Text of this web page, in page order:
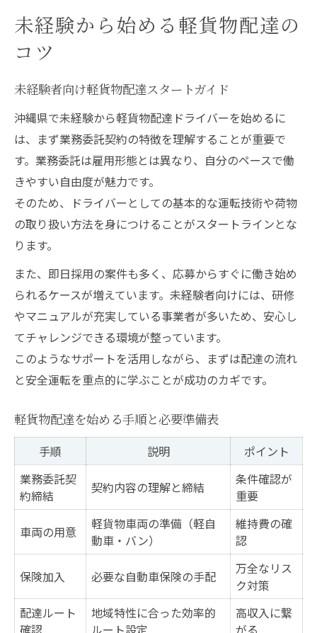
未経験から始める軽貨物配達の
コツ
未経験者向け軽貨物配達スタートガイド
沖縄県で未経験から軽貨物配達ドライバーを始めるに
は、まず業務委託契約の特徴を理解することが重要で
す。業務委託は雇用形態とは異なり、自分のペースで働
きやすい自由度が魅力です。
そのため、ドライバーとしての基本的な運転技術や荷物
の取り扱い方法を身につけることがスタートラインとな
ります。
また、即日採用の案件も多く、応募からすぐに働き始め
られるケースが増えています。未経験者向けには、研修
やマニュアルが充実している事業者が多いため、安心し
てチャレンジできる環境が整っています。
このようなサポートを活用しながら、まずは配達の流れ
と安全運転を重点的に学ぶことが成功のカギです。
軽貨物配達を始める手順と必要準備表
手順 説明
ポイント
業務委託契
約締結
契約内容の理解と締結
条件確認が
重要
車両の用意
軽貨物車両の準備（軽自
動車・バン）
維持費の確
認
保険加入 必要な自動車保険の手配
万全なリス
ク対策
配達ルート
確認
地域特性に合った効率的
ルート設定
高収入に繋
がる